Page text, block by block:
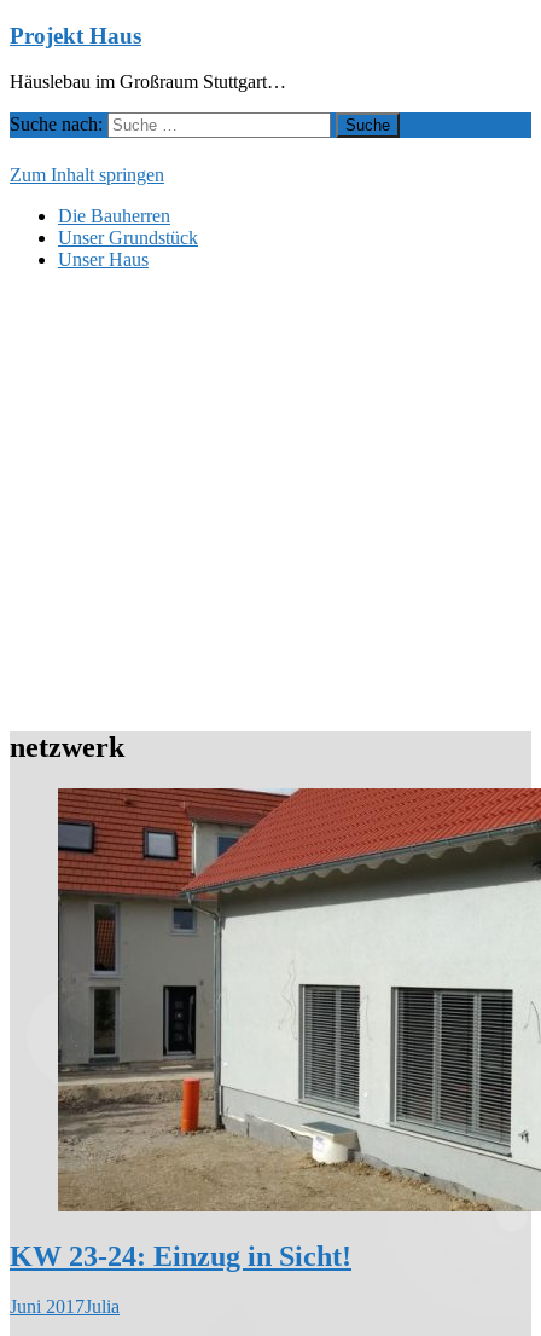
Projekt Haus
Häuslebau im Großraum Stuttgart…
Suche nach:
Zum Inhalt springen
Die Bauherren
Unser Grundstück
Unser Haus
netzwerk
KW 23-24: Einzug in Sicht!
Juni 2017Julia